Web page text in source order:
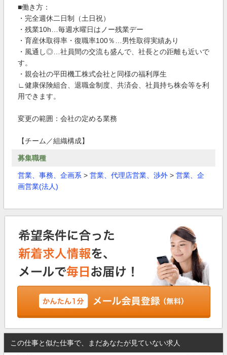
■働き方：
・完全週休二日制（土日祝）
・残業10h…毎週水曜日はノー残業デー
・育産休取得率・復職率100％…男性取得実績あり
・風通し◎…社員間の交流も盛んで、社長との距離も近いで
す。
・親会社の平田機工株式会社と同様の福利厚生
∟健康保険組合、退職金制度、共済会、社員持ち株会等を利
用できます。
変更の範囲：会社の定める業務
【チーム／組織構成】
募集職種
営業、事務、企画系 > 営業、代理店営業、渉外 > 営業、企
画営業(法人)
この仕事と似た仕事で、まだあなたが見ていない求人